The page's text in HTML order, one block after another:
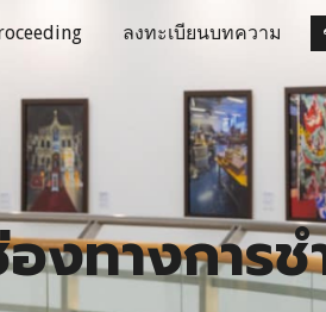
content ลงทะเบียนบทความ
งทางการช